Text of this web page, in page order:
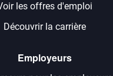
les offres d'emploi
Découvrir la carrière
Employeurs